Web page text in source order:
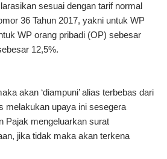
sesuai dengan tarif normal
36 Tahun 2017, yakni untuk WP
WP orang pribadi (OP) sebesar
12,5%.
akan ‘diampuni’ alias terbebas dari
melakukan upaya ini sesegera
Pajak mengeluarkan surat
jika tidak maka akan terkena